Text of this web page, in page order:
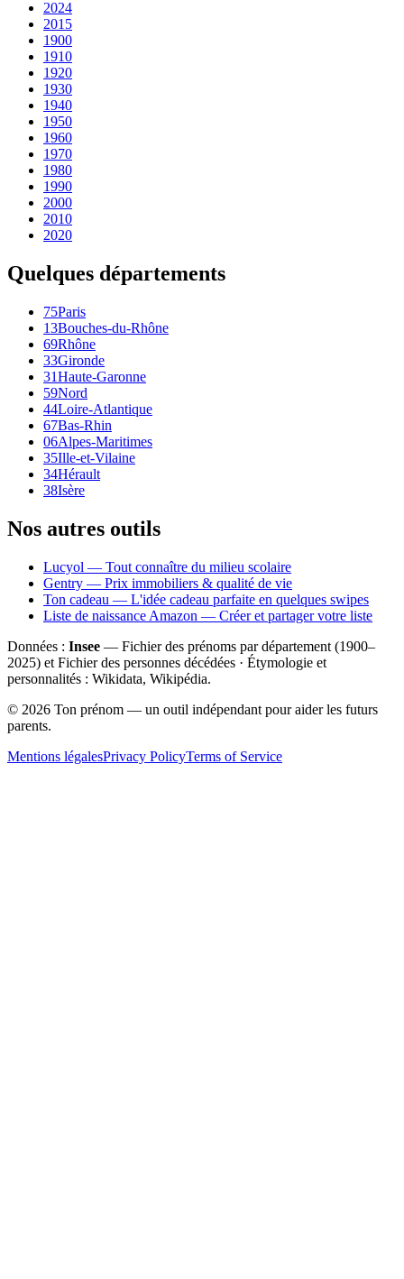
2024
2015
1900
1910
1920
1930
1940
1950
1960
1970
1980
1990
2000
2010
2020
Quelques départements
75Paris
13Bouches-du-Rhône
69Rhône
33Gironde
31Haute-Garonne
59Nord
44Loire-Atlantique
67Bas-Rhin
06Alpes-Maritimes
35Ille-et-Vilaine
34Hérault
38Isère
Nos autres outils
Lucyol — Tout connaître du milieu scolaire
Gentry — Prix immobiliers & qualité de vie
Ton cadeau — L'idée cadeau parfaite en quelques swipes
Liste de naissance Amazon — Créer et partager votre liste
Données : Insee — Fichier des prénoms par département (1900–
2025) et Fichier des personnes décédées · Étymologie et
personnalités : Wikidata, Wikipédia.
© 2026 Ton prénom — un outil indépendant pour aider les futurs
parents.
Mentions légalesPrivacy PolicyTerms of Service